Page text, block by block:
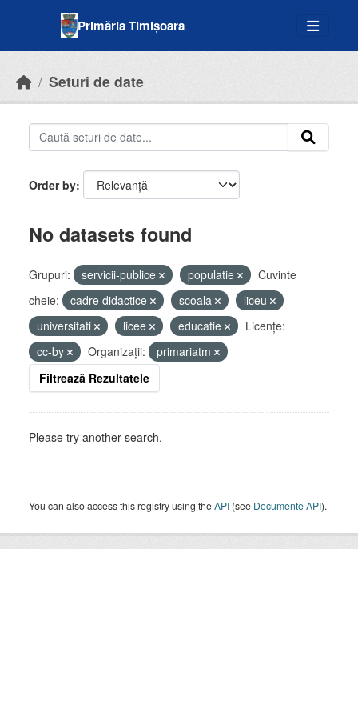
Primăria Timișoara
Seturi de date
Order by
No datasets found
Grupuri: servicii-publice populatie
Cuvinte
cheie:
cadre didactice scoala
liceu
universitati
licee educatie
Licenţe:
cc-by
Organizații:
primariatm
Filtrează Rezultatele
Please try another search.
You can also access this registry using theAPI (see Documente API).